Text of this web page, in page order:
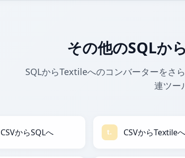
その他のSQLか
SQLからTextileへのコンバーターをさ
連ツー
CSVからSQLへ CSVからTextileへ